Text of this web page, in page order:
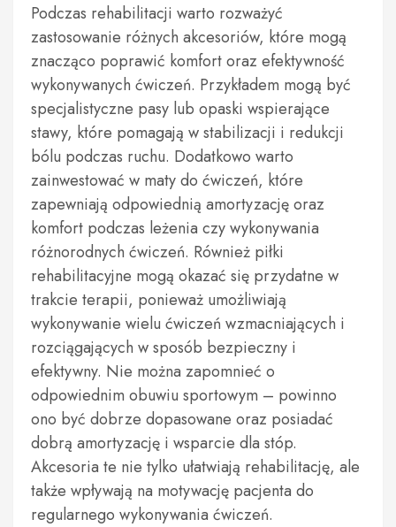
Podczas rehabilitacji warto rozważyć
zastosowanie różnych akcesoriów, które mogą
znacząco poprawić komfort oraz efektywność
wykonywanych ćwiczeń. Przykładem mogą być
specjalistyczne pasy lub opaski wspierające
stawy, które pomagają w stabilizacji i redukcji
bólu podczas ruchu. Dodatkowo warto
zainwestować w maty do ćwiczeń, które
zapewniają odpowiednią amortyzację oraz
komfort podczas leżenia czy wykonywania
różnorodnych ćwiczeń. Również piłki
rehabilitacyjne mogą okazać się przydatne w
trakcie terapii, ponieważ umożliwiają
wykonywanie wielu ćwiczeń wzmacniających i
rozciągających w sposób bezpieczny i
efektywny. Nie można zapomnieć o
odpowiednim obuwiu sportowym – powinno
ono być dobrze dopasowane oraz posiadać
dobrą amortyzację i wsparcie dla stóp.
Akcesoria te nie tylko ułatwiają rehabilitację, ale
także wpływają na motywację pacjenta do
regularnego wykonywania ćwiczeń.